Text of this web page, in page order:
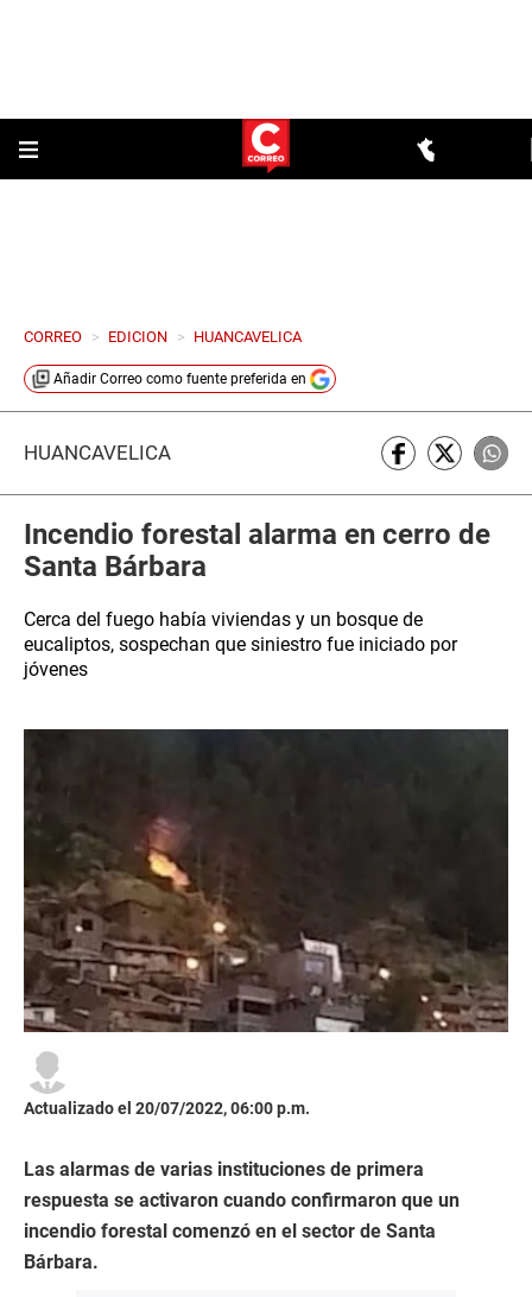
CORREO > EDICION > HUANCAVELICA
Añadir Correo como fuente preferida en
HUANCAVELICA
Incendio forestal alarma en cerro de
Santa Bárbara
Cerca del fuego había viviendas y un bosque de
eucaliptos, sospechan que siniestro fue iniciado por
jóvenes
Actualizado el 20/07/2022, 06:00 p.m.
Las alarmas de varias instituciones de primera
respuesta se activaron cuando confirmaron que un
incendio forestal comenzó en el sector de Santa
Bárbara.